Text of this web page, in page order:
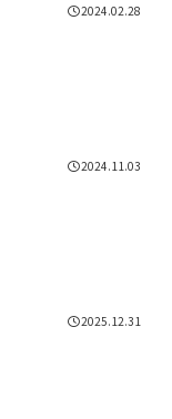
2024.02.28
2024.11.03
2025.12.31